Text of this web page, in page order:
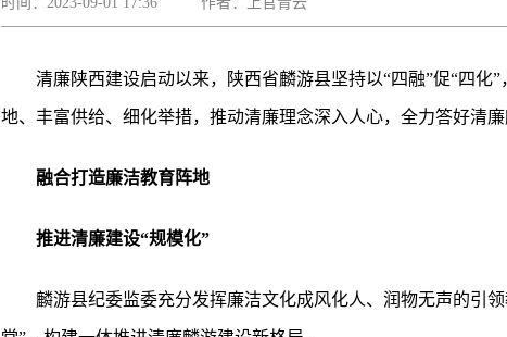
清廉陕西建设启动以来，陕西省麟游县坚持以“四融”促“四
地、丰富供给、细化举措，推动清廉理念深入人心，全力答好清廉
融合打造廉洁教育阵地
推进清廉建设“规模化”
麟游县纪委监委充分发挥廉洁文化成风化人、润物无声的引